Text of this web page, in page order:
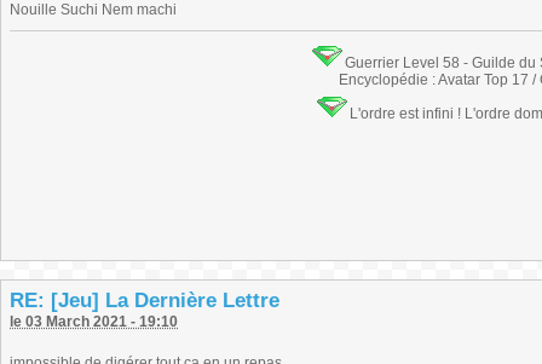
Nouille Suchi Nem machi
Guerrier Level 58 - Guilde
Encyclopédie : Avatar Top 17 /
L'ordre est infini ! L'ordre
RE: [Jeu] La Dernière Lettre
le 03 March 2021 - 19:10